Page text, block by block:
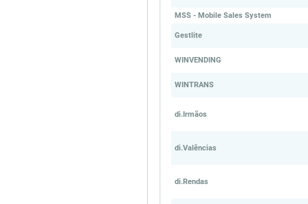
MSS - Mobile Sales System
Gestlite
WINVENDING
WINTRANS
di.Irmãos
di.Valências
di.Rendas